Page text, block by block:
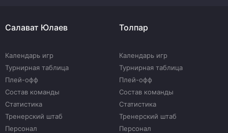
Салават Юлаев
Календарь игр
Турнирная таблица
Плей-офф
Состав команды
Статистика
Тренерский штаб
Персонал
Толпар
Календарь игр
Турнирная таблица
Плей-офф
Состав команды
Статистика
Тренерский штаб
Персонал